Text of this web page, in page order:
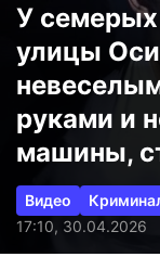
У семерых
улицы
руками и
машины,
Видео
17:10, 30.04.2026